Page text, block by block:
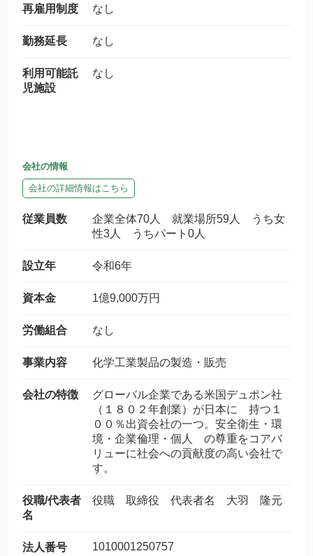
再雇用制度 なし
勤務延長 なし
利用可能託
児施設
なし
会社の情報
会社の詳細情報はこちら
従業員数
企業全体70人 就業場所59人 うち女
性3人 うちパート0人
設立年 令和6年
資本金 1億9,000万円
労働組合 なし
事業内容 化学工業製品の製造・販売
会社の特徴
グローバル企業である米国デュポン社
（１８０２年創業）が日本に 持つ１
００％出資会社の一つ。安全衛生・環
境・企業倫理・個人 の尊重をコアバ
リューに社会への貢献度の高い会社で
す。
役職/代表者
名
役職 取締役 代表者名 大羽 隆元
法人番号 1010001250757